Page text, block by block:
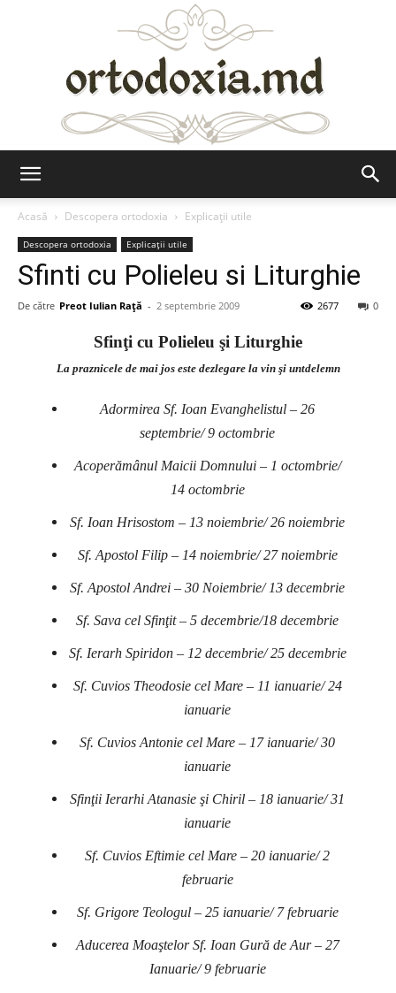
Acasă
Descopera ortodoxia Explicații utile
Descopera ortodoxia Explicații utile
Sfinti cu Polieleu si Liturghie
De către Preot Iulian Raţă - 2 septembrie 2009 0
2677
Sfinţi cu Polieleu şi Liturghie
La praznicele de mai jos este dezlegare la vin şi untdelemn
Adormirea Sf. Ioan Evanghelistul – 26
septembrie/ 9 octombrie
Acoperămânul Maicii Domnului – 1 octombrie/
14 octombrie
Sf. Ioan Hrisostom – 13 noiembrie/ 26 noiembrie
Sf. Apostol Filip – 14 noiembrie/ 27 noiembrie
Sf. Apostol Andrei – 30 Noiembrie/ 13 decembrie
Sf. Sava cel Sfinţit – 5 decembrie/18 decembrie
Sf. Ierarh Spiridon – 12 decembrie/ 25 decembrie
Sf. Cuvios Theodosie cel Mare – 11 ianuarie/ 24
ianuarie
Sf. Cuvios Antonie cel Mare – 17 ianuarie/ 30
ianuarie
Sfinţii Ierarhi Atanasie şi Chiril – 18 ianuarie/ 31
ianuarie
Sf. Cuvios Eftimie cel Mare – 20 ianuarie/ 2
februarie
Sf. Grigore Teologul – 25 ianuarie/ 7 februarie
Aducerea Moaştelor Sf. Ioan Gură de Aur – 27
Ianuarie/ 9 februarie